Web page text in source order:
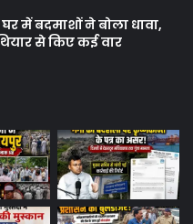
में बदमाशों ने बोला धावा,
से किए कई वार